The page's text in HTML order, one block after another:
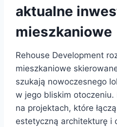
aktualne
mieszkaniowe
Rehouse Development
mieszkaniowe
szukają nowoczesnego
w jego bliskim
na projektach, które
estetyczną architekturę i